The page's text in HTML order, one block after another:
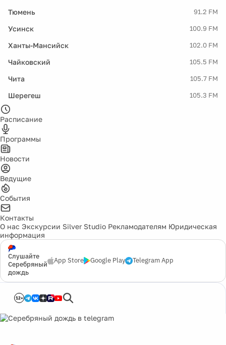
Тюмень 91.2 FM
Усинск 100.9 FM
Ханты-Мансийск 102.0 FM
Чайковский 105.5 FM
Чита 105.7 FM
Шерегеш 105.3 FM
Расписание
Программы
Новости
Ведущие
События
Контакты
О нас Экскурсии Silver Studio Рекламодателям Юридическая
информация
Слушайте
Серебряный
дождь
App Store Google Play Telegram App
12+